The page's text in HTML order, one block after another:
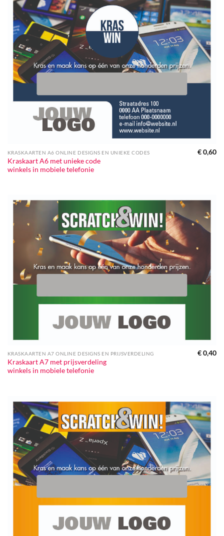
KRASKAARTEN A6 ONLINE DESIGNS EN UNIEKE CODES
Kraskaart A6 met unieke code
winkels in mobiele telefonie
€0,60
KRASKAARTEN A7 ONLINE DESIGNS EN PRIJSVERDELING
Kraskaart A7 met prijsverdeling
winkels in mobiele telefonie
€0,40